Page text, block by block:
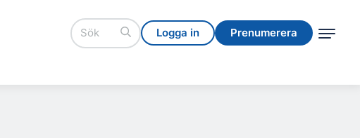
Logga in Prenumerera
Logga in Prenumerera